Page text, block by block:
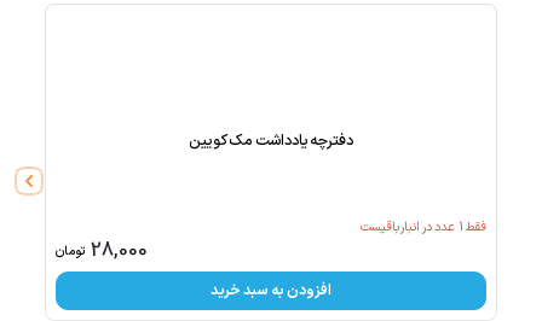
دفترچه یادداشت مک کویین
فقط1 عدد در انبار باقیست
28,000 تومان
افزودن به سبد خرید